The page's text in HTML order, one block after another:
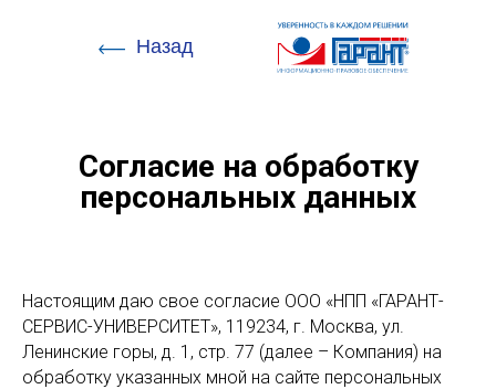
Назад
Согласие на обработку
персональных данных
Настоящим даю свое согласие ООО «НПП «ГАРАНТ-
СЕРВИС-УНИВЕРСИТЕТ», 119234, г. Москва, ул.
Ленинские горы, д. 1, стр. 77 (далее – Компания) на
обработку указанных мной на сайте персональных